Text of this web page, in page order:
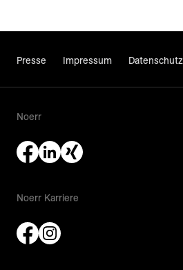
Presse Impressum Datenschutz
Noerr
Noerr Karriere